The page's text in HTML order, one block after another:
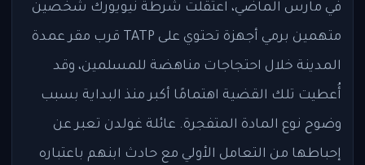
في مارس الماضي، اعتقلت شرطة نيويورك شخصين
متهمين برمي أجهزة تحتوي على TATP قرب مقر عمدة
المدينة خلال احتجاجات مناهضة للمسلمين، وقد
أُعطيت تلك القضية اهتمامًا أكبر منذ البداية بسبب
وضوح نوع المادة المتفجرة. عائلة غولدن تعبر عن
إحباطها من التعامل الأولي مع حادث ابنهم باعتباره